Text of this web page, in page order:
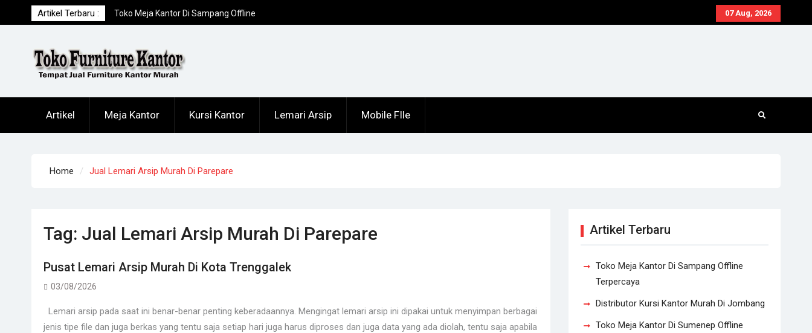
to
07 Aug, 2026
Artikel Terbaru :
Toko Meja Kantor Di Sampang Offline
Terpercaya
Toko Meja Kantor Di Sumenep Offline
Terpercaya
Artikel Meja Kantor Kursi Kantor Lemari Arsip Mobile FIle
Home Jual Lemari Arsip Murah Di Parepare
Tag: Jual Lemari Arsip Murah Di Parepare
Pusat Lemari Arsip Murah Di Kota Trenggalek
03/08/2026
Lemari arsip pada saat ini benar-benar penting keberadaannya. Mengingat lemari arsip ini dipakai untuk menyimpan berbagai
jenis tipe file dan juga berkas yang tentu saja setiap hari juga harus diproses dan juga data yang ada diolah, tentu saja apabila
Artikel Terbaru
Toko Meja Kantor Di Sampang Offline
Terpercaya
Distributor Kursi Kantor Murah Di Jombang
Toko Meja Kantor Di Sumenep Offline